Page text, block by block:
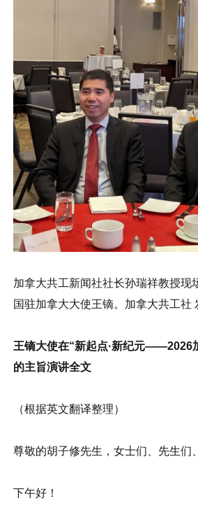
加拿大共工新闻社社长孙瑞祥教授现
国驻加拿大大使王镝。加拿大共工社
王镝大使在“新起点·新纪元——2026
的主旨演讲全文
（根据英文翻译整理）
尊敬的胡子修先生，女士们、先生们
下午好！